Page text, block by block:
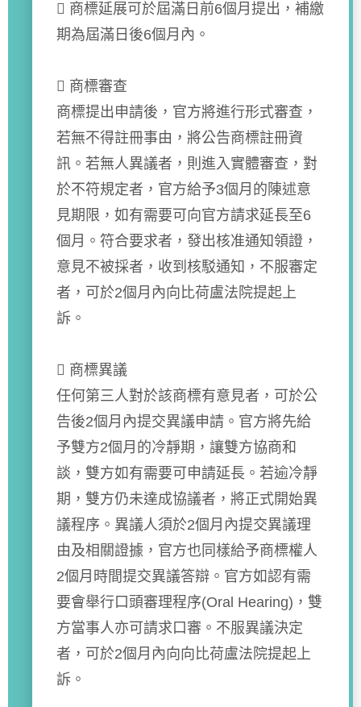
 商標延展可於屆滿日前6個月提出，補繳
期為屆滿日後6個月內。
 商標審查
商標提出申請後，官方將進行形式審查，
若無不得註冊事由，將公告商標註冊資
訊。若無人異議者，則進入實體審查，對
於不符規定者，官方給予3個月的陳述意
見期限，如有需要可向官方請求延長至6
個月。符合要求者，發出核准通知領證，
意見不被採者，收到核駁通知，不服審定
者，可於2個月內向比荷盧法院提起上
訴。
 商標異議
任何第三人對於該商標有意見者，可於公
告後2個月內提交異議申請。官方將先給
予雙方2個月的冷靜期，讓雙方協商和
談，雙方如有需要可申請延長。若逾冷靜
期，雙方仍未達成協議者，將正式開始異
議程序。異議人須於2個月內提交異議理
由及相關證據，官方也同樣給予商標權人
2個月時間提交異議答辯。官方如認有需
要會舉行口頭審理程序(Oral Hearing)，雙
方當事人亦可請求口審。不服異議決定
者，可於2個月內向向比荷盧法院提起上
訴。